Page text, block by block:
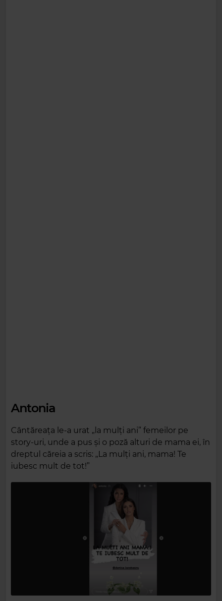
Antonia
Cântăreața le-a urat „la mulți ani” femeilor pe
story-uri, unde a pus și o poză alturi de mama ei, în
dreptul căreia a scris: „La mulți ani, mama! Te
iubesc mult de tot!”